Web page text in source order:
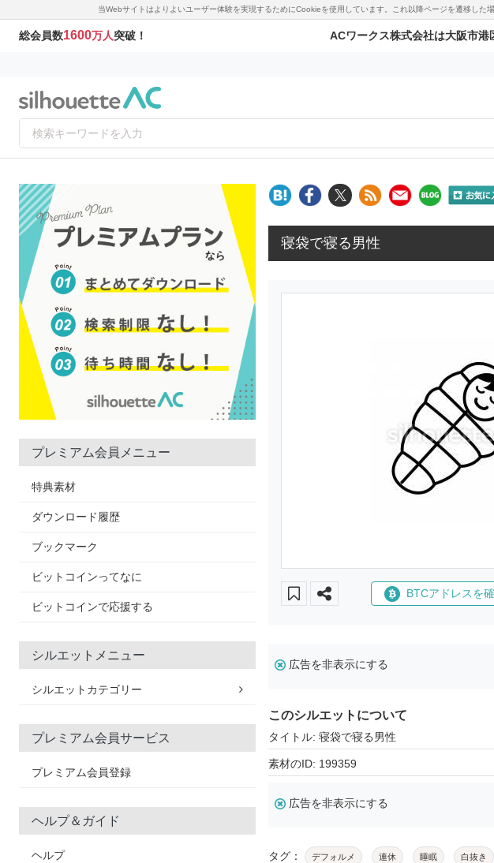
当Webサイトはよりよいユーザー体験を実現するためにCookieを使用しています。これ以降ページを遷移し
総会員数1600万人突破！ ACワークス株式会社は大阪市
プレミアム会員メニュー
特典素材
ダウンロード履歴
ブックマーク
ビットコインってなに
ビットコインで応援する
シルエットメニュー
シルエットカテゴリー
プレミアム会員サービス
プレミアム会員登録
ヘルプ＆ガイド
ヘルプ
寝袋で寝る男性
BTCアドレスを
広告を非表示にする
このシルエットについて
タイトル: 寝袋で寝る男性
素材のID: 199359
広告を非表示にする
タグ： デフォルメ 連休 睡眠 白抜き